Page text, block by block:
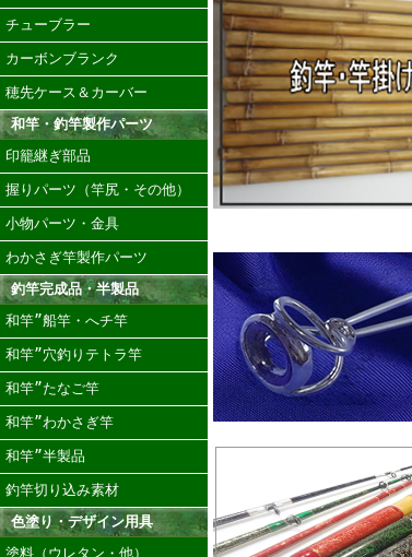
チューブラー
カーボンブランク
穂先ケース＆カーバー
和竿・釣竿製作パーツ
印籠継ぎ部品
握りパーツ（竿尻・その他）
小物パーツ・金具
わかさぎ竿製作パーツ
釣竿完成品・半製品
和竿”船竿・へチ竿
和竿”穴釣りテトラ竿
和竿”たなご竿
和竿”わかさぎ竿
和竿”半製品
釣竿切り込み素材
色塗り・デザイン用具
塗料（ウレタン・他）